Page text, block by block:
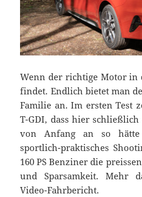
Wenn der richtige Motor in
findet. Endlich bietet man
Familie an. Im ersten Test
T-GDI, dass hier
von Anfang an so
sportlich-praktisches
160 PS Benziner die
und Sparsamkeit. Mehr
Video-Fahrbericht.